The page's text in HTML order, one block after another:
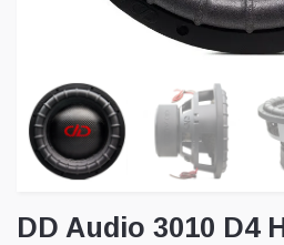
DD Audio 3010 D4